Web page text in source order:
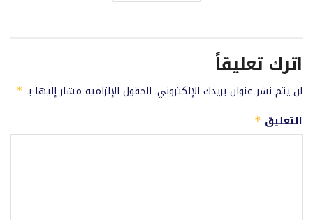
اترك تعليقاً
لن يتم نشر عنوان بريدك الإلكتروني. الحقول الإلزامية مشار إليها بـ *
التعليق *